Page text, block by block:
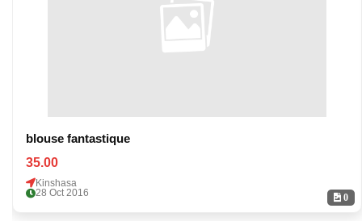
0
blouse fantastique
35.00
Kinshasa
28 Oct 2016